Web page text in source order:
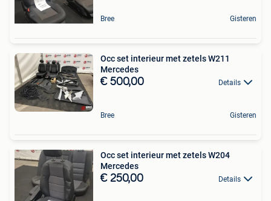
Bree Gisteren
Occ set interieur met zetels W211
Mercedes
€ 500,00 Details
Bree Gisteren
Occ set interieur met zetels W204
Mercedes
€ 250,00 Details